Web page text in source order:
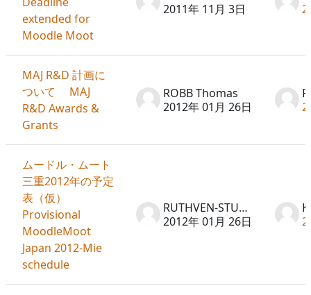
extended for
Moodle Moot
2011年 11月 3日
MAJ R&D 計画に
ついて MAJ
R&D Awards &
Grants
ROBB Thomas
2012年 01月 26日
ムードル・ムート
三重2012年の予定
表（仮）
Provisional
MoodleMoot
Japan 2012-Mie
schedule
RUTHVEN-STUART Peter
2012年 01月 26日